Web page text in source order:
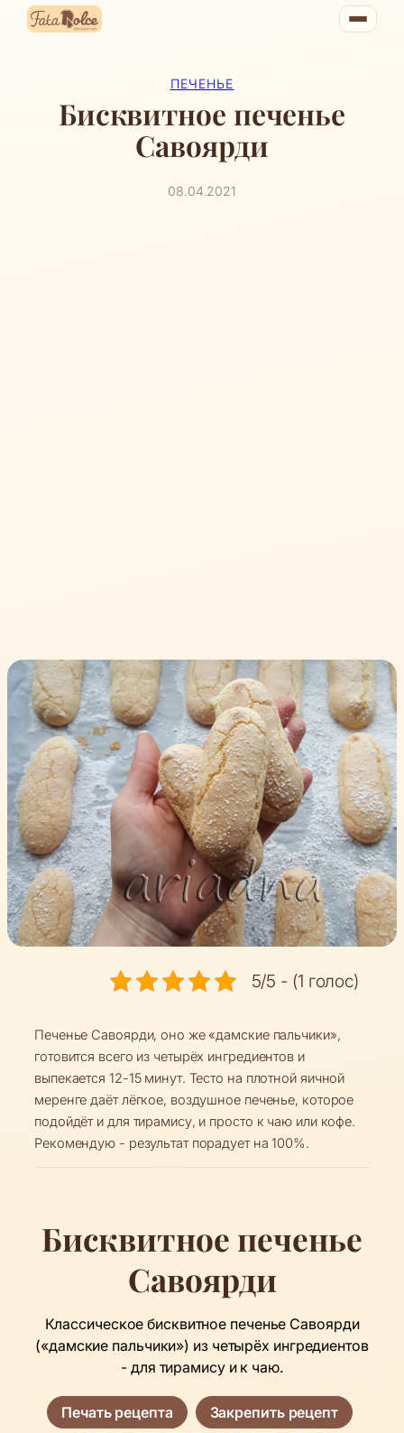
Перейти
ПЕЧЕНЬЕ
Бисквитное печенье
Савоярди
08.04.2021
5/5 - (1 голос)
Печенье Савоярди, оно же «дамские пальчики»,
готовится всего из четырёх ингредиентов и
выпекается 12-15 минут. Тесто на плотной яичной
меренге даёт лёгкое, воздушное печенье, которое
подойдёт и для тирамису, и просто к чаю или кофе.
Рекомендую - результат порадует на 100%.
Бисквитное печенье
Савоярди
Классическое бисквитное печенье Савоярди
(«дамские пальчики») из четырёх ингредиентов
- для тирамису и к чаю.
Печать рецепта Закрепить рецепт